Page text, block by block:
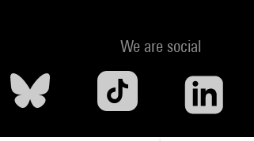
We are social